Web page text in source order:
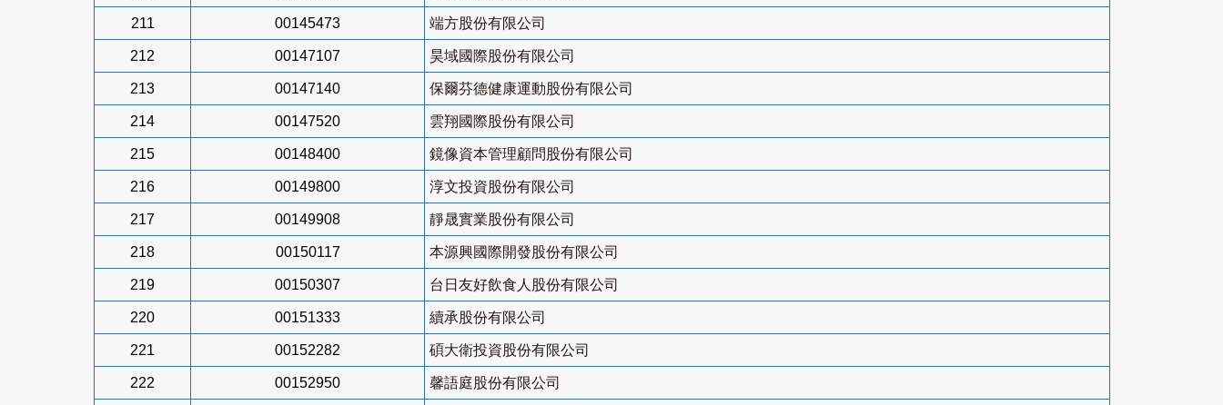
211 00145473 端方股份有限公司
212 00147107 昊域國際股份有限公司
213 00147140 保爾芬德健康運動股份有限公司
214 00147520 雲翔國際股份有限公司
215 00148400 鏡像資本管理顧問股份有限公司
216 00149800 淳文投資股份有限公司
217 00149908 靜晟實業股份有限公司
218 00150117 本源興國際開發股份有限公司
219 00150307 台日友好飲食人股份有限公司
220 00151333 續承股份有限公司
221 00152282 碩大衛投資股份有限公司
222 00152950 馨語庭股份有限公司